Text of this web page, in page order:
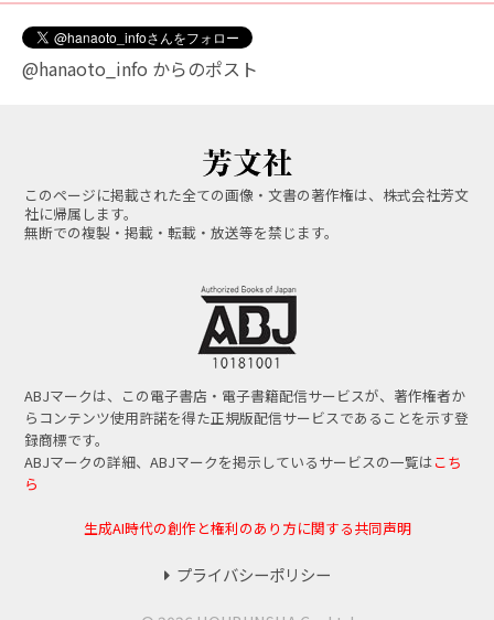
@hanaoto_info からのポスト
このページに掲載された全ての画像・文書の著作権は、株式会社芳文
社に帰属します。
無断での複製・掲載・転載・放送等を禁じます。
ABJマークは、この電子書店・電子書籍配信サービスが、著作権者か
らコンテンツ使用許諾を得た正規版配信サービスであることを示す登
録商標です。
ABJマークの詳細、ABJマークを掲示しているサービスの一覧はこち
ら
生成AI時代の創作と権利のあり方に関する共同声明
プライバシーポリシー